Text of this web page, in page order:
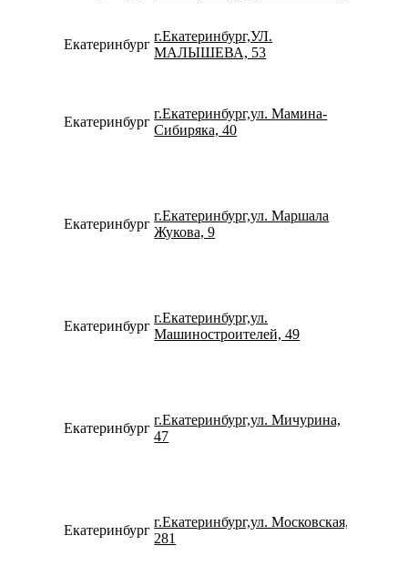
Екатеринбург
г.Екатеринбург,УЛ.
МАЛЫШЕВА, 53
Екатеринбург
г.Екатеринбург,ул. Мамина-
Сибиряка, 40
Екатеринбург
г.Екатеринбург,ул. Маршала
Жукова, 9
Екатеринбург
г.Екатеринбург,ул.
Машиностроителей, 49
Екатеринбург
г.Екатеринбург,ул. Мичурина,
47
Екатеринбург
г.Екатеринбург,ул. Московская,
281